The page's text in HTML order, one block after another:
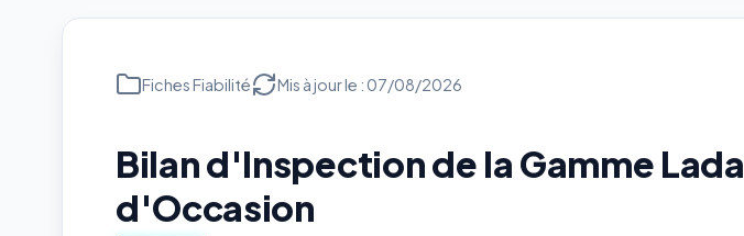
Fiches Fiabilité Mis à jour le : 07/08/2026
Bilan d'Inspection de la Gamme Lada
d'Occasion